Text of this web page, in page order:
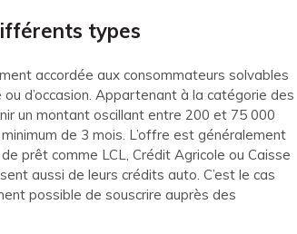
types
accordée aux consommateurs solvables
d’occasion. Appartenant à la catégorie des
un montant oscillant entre 200 et 75 000
de 3 mois. L’offre est généralement
prêt comme LCL, Crédit Agricole ou Caisse
aussi de leurs crédits auto. C’est le cas
possible de souscrire auprès des